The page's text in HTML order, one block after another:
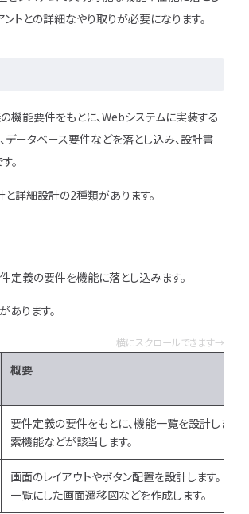
ントとの詳細なやり取りが必要になります。
機能要件をもとに、Webシステムに実装する
データベース要件などを落とし込み、設計書
。
詳細設計の2種類があります。
定義の要件を機能に落とし込みます。
あります。
横にスクロールできます→
概要
要件定義の要件をもとに、機能一覧を設計します。
索機能などが該当します。
画面のレイアウトやボタン配置を設計します。 画
一覧にした画面遷移図などを作成します。